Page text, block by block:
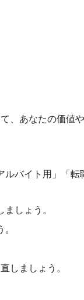
、あなたの価値
バイト用」「転
しょう。
しましょう。